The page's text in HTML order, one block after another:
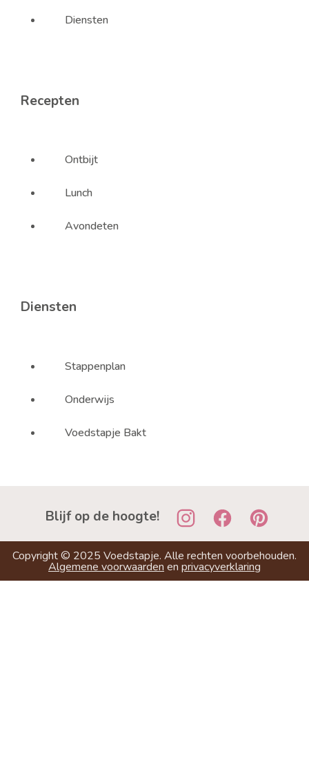
Diensten
Recepten
Ontbijt
Lunch
Avondeten
Diensten
Stappenplan
Onderwijs
Voedstapje Bakt
Blijf op de hoogte!
Copyright © 2025 Voedstapje. Alle rechten voorbehouden.
Algemene voorwaarden en privacyverklaring